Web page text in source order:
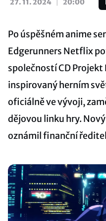
Po úspěšném anime
Edgerunners Netflix
společností CD Projekt
inspirovaný herním
oficiálně ve vývoji,
dějovou linku hry.
oznámil finanční